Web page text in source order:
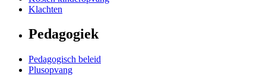
Klachten
Pedagogiek
Pedagogisch beleid
Plusopvang